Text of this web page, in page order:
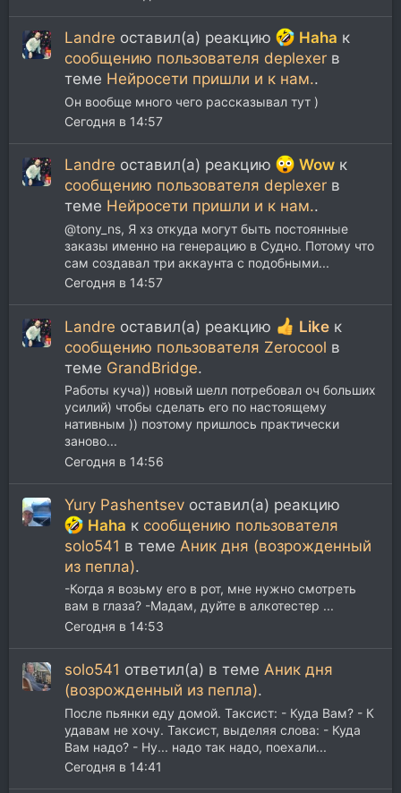
Landre оставил(а) реакцию Haha к
сообщению пользователя deplexer в
теме Нейросети пришли и к нам..
Он вообще много чего рассказывал тут )
Сегодня в 14:57
Landre оставил(а) реакцию Wow к
сообщению пользователя deplexer в
теме Нейросети пришли и к нам..
@tony_ns, Я хз откуда могут быть постоянные
заказы именно на генерацию в Судно. Потому что
сам создавал три аккаунта с подобными...
Сегодня в 14:57
Landre оставил(а) реакцию Like к
сообщению пользователя Zerocool в
теме GrandBridge.
Работы куча)) новый шелл потребовал оч больших
усилий) чтобы сделать его по настоящему
нативным )) поэтому пришлось практически
заново...
Сегодня в 14:56
Yury Pashentsev оставил(а) реакцию
Haha к сообщению пользователя
solo541 в теме Аник дня (возрожденный
из пепла).
-Когда я возьму его в рот, мне нужно смотреть
вам в глаза? -Мадам, дуйте в алкотестер ...
Сегодня в 14:53
solo541 ответил(а) в теме Аник дня
(возрожденный из пепла).
После пьянки еду домой. Таксист: - Куда Вам? - К
удавам не хочу. Таксист, выделяя слова: - Куда
Вам надо? - Ну... надо так надо, поехали...
Сегодня в 14:41